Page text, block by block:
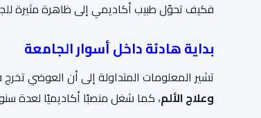
فكيف تحوّل طبيب أكاديمي إلى ظاهرة مثيرة
بداية هادئة داخل أسوار الجامعة
تشير المعلومات المتداولة إلى أن العوضي
وعلاج الألم، كما شغل منصبًا أكاديميًا لعدة